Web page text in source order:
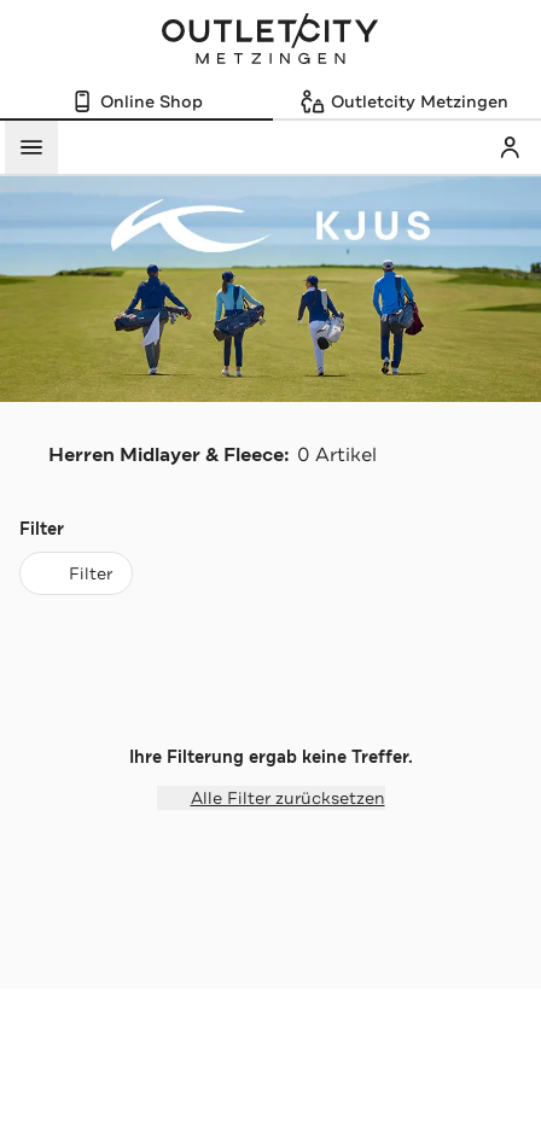
Online Shop Outletcity Metzingen
Menü
Herren Midlayer & Fleece: 0 Artikel
Filter
Filter
Ihre Filterung ergab keine Treffer.
Alle Filter zurücksetzen